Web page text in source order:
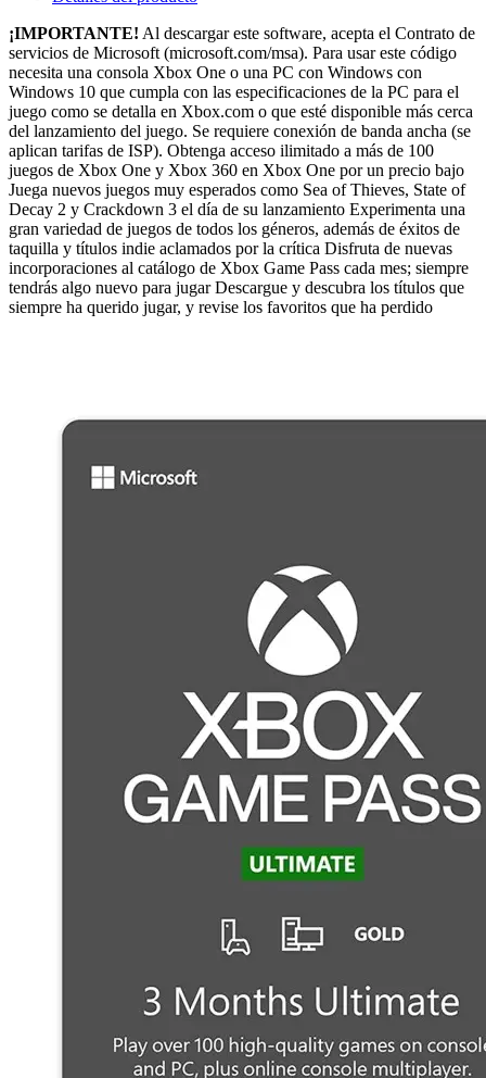
¡IMPORTANTE! Al descargar este software, acepta el Contrato de
servicios de Microsoft (microsoft.com/msa). Para usar este código
necesita una consola Xbox One o una PC con Windows con
Windows 10 que cumpla con las especificaciones de la PC para el
juego como se detalla en Xbox.com o que esté disponible más cerca
del lanzamiento del juego. Se requiere conexión de banda ancha (se
aplican tarifas de ISP). Obtenga acceso ilimitado a más de 100
juegos de Xbox One y Xbox 360 en Xbox One por un precio bajo
Juega nuevos juegos muy esperados como Sea of Thieves, State of
Decay 2 y Crackdown 3 el día de su lanzamiento Experimenta una
gran variedad de juegos de todos los géneros, además de éxitos de
taquilla y títulos indie aclamados por la crítica Disfruta de nuevas
incorporaciones al catálogo de Xbox Game Pass cada mes; siempre
tendrás algo nuevo para jugar Descargue y descubra los títulos que
siempre ha querido jugar, y revise los favoritos que ha perdido